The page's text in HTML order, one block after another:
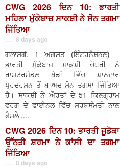
CWG 2026 ਦਿਨ 10: ਭਾਰਤੀ
ਮਹਿਲਾ ਮੁੱਕੇਬਾਜ਼ ਸਾਕਸ਼ੀ ਨੇ ਸੋਨ ਤਗਮਾ
ਜਿੱਤਿਆ
. . . 8 days ago
ਗਲਾਸਗੋ, 1 ਅਗਸਤ (ਇੰਟਰਨੈਸ਼ਨਲ) –
ਭਾਰਤੀ ਮੁੱਕੇਬਾਜ਼ ਸਾਕਸ਼ੀ ਚੌਧਰੀ ਨੇ
ਰਾਸ਼ਟਰਮੰਡਲ ਖੇਡਾਂ ਵਿੱਚ ਸ਼ਾਨਦਾਰ
ਪ੍ਰਦਰਸ਼ਨ ਤੋਂ ਬਾਅਦ ਸੋਨ ਤਗਮਾ ਜਿੱਤਿਆ
ਹੈ। ਸਾਕਸ਼ੀ ਨੇ ਔਰਤਾਂ ਦੇ 51 ਕਿਲੋਗ੍ਰਾਮ
ਵਰਗ ਦੇ ਫਾਈਨਲ ਵਿੱਚ ਸਰਬਸੰਮਤੀ ਨਾਲ
ਫੈਸਲੇ ....
CWG 2026 ਦਿਨ 10: ਭਾਰਤੀ ਜੂਡੋਕਾ
ਉੱਨਤੀ ਸ਼ਰਮਾ ਨੇ ਕਾਂਸੀ ਦਾ ਤਗਮਾ
ਜਿੱਤਿਆ
. . . 8 days ago